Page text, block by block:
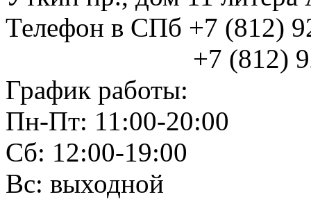
Телефон в СПб +7 (812)
+7 (812)
График работы:
Пн-Пт: 11:00-20:00
Сб: 12:00-19:00
Вс: выходной